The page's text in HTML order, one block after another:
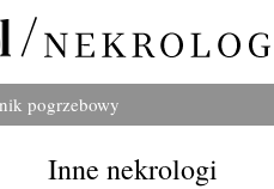
pogrzebowy
Inne nekrologi